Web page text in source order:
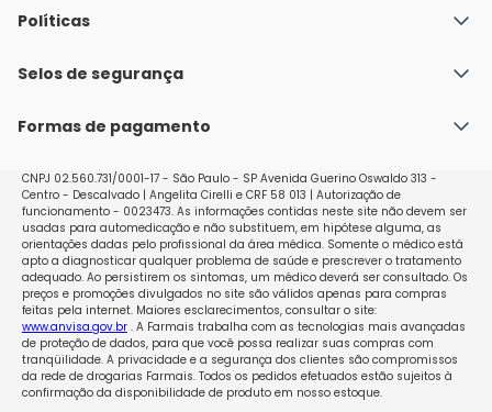
Quem Somos
Nossas lojas
Políticas
Política de Envio
Políticas de Trocas e Devoluções
Selos de segurança
Formas de pagamento
CNPJ 02.560.731/0001-17 - São Paulo - SP Avenida Guerino Oswaldo 313 -
Centro - Descalvado | Angelita Cirelli e CRF 58 013 | Autorização de
funcionamento - 0023473. As informações contidas neste site não devem ser
usadas para automedicação e não substituem, em hipótese alguma, as
orientações dadas pelo profissional da área médica. Somente o médico está
apto a diagnosticar qualquer problema de saúde e prescrever o tratamento
adequado. Ao persistirem os sintomas, um médico deverá ser consultado. Os
preços e promoções divulgados no site são válidos apenas para compras
feitas pela internet. Maiores esclarecimentos, consultar o site:
www.anvisa.gov.br. A Farmais trabalha com as tecnologias mais avançadas
de proteção de dados, para que você possa realizar suas compras com
tranqüilidade. A privacidade e a segurança dos clientes são compromissos
da rede de drogarias Farmais. Todos os pedidos efetuados estão sujeitos à
confirmação da disponibilidade de produto em nosso estoque.